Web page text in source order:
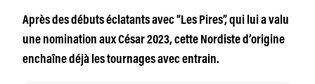
Après des débuts éclatants avec “Les Pires”, qui lui a valu
une nomination aux César 2023, cette Nordiste d’origine
enchaîne déjà les tournages avec entrain.